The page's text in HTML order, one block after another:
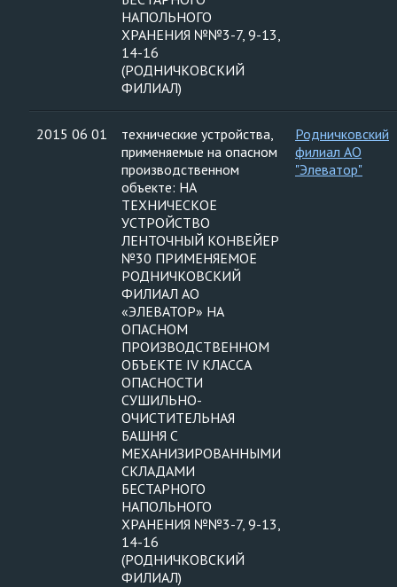
НАПОЛЬНОГО
ХРАНЕНИЯ №№3-7, 9-13,
14-16
(РОДНИЧКОВСКИЙ
ФИЛИАЛ)
2015 06 01
технические устройства,
применяемые на опасном
производственном
объекте: НА
ТЕХНИЧЕСКОЕ
УСТРОЙСТВО
ЛЕНТОЧНЫЙ КОНВЕЙЕР
№30 ПРИМЕНЯЕМОЕ
РОДНИЧКОВСКИЙ
ФИЛИАЛ АО
«ЭЛЕВАТОР» НА
ОПАСНОМ
ПРОИЗВОДСТВЕННОМ
ОБЪЕКТЕ IV КЛАССА
ОПАСНОСТИ
СУШИЛЬНО-
ОЧИСТИТЕЛЬНАЯ
БАШНЯ С
МЕХАНИЗИРОВАННЫМИ
СКЛАДАМИ
БЕСТАРНОГО
НАПОЛЬНОГО
ХРАНЕНИЯ №№3-7, 9-13,
14-16
(РОДНИЧКОВСКИЙ
ФИЛИАЛ)
Родничковский
филиал АО
"Элеватор"